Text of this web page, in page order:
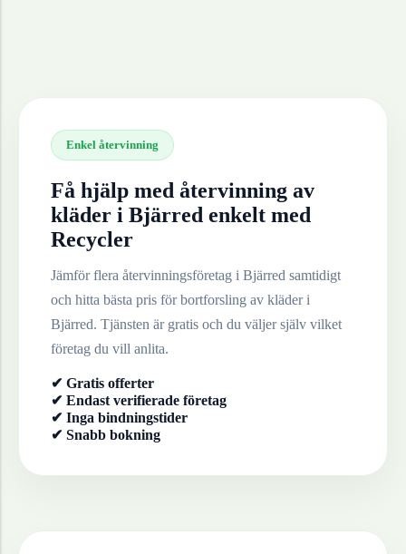
Enkel återvinning
Få hjälp med återvinning av
kläder i Bjärred enkelt med
Recycler
Jämför flera återvinningsföretag i Bjärred samtidigt
och hitta bästa pris för bortforsling av kläderi
Bjärred. Tjänsten är gratis och du väljer själv vilket
företag du vill anlita.
✔ Gratis offerter
✔ Endast verifierade företag
✔ Inga bindningstider
✔ Snabb bokning